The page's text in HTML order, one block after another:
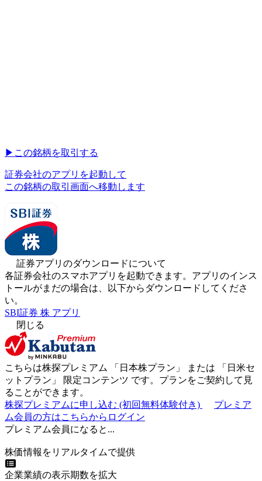
▶︎ この銘柄を取引する
証券会社のアプリを起動して
この銘柄の取引画面へ移動します
証券アプリのダウンロードについて
各証券会社のスマホアプリを起動できます。アプリのインス
トールがまだの場合は、以下からダウンロードしてくださ
い。
SBI証券 株 アプリ
閉じる
こちらは株探プレミアム 「 日本株プラン 」 または 「 日米セ
ットプラン 」 限定コンテンツ です。プランをご契約して見
ることができます。
株探プレミアムに申し込む (初回無料体験付き)
プレミア
ム会員の方はこちらからログイン
プレミアム会員になると...
株価情報をリアルタイムで提供
企業業績の表示期数を拡大